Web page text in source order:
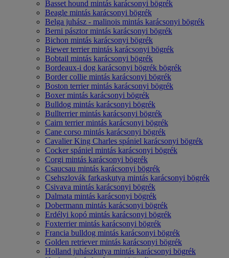
Basset hound mintás karácsonyi bögrék
Beagle mintás karácsonyi bögrék
Belga juhász - malinois mintás karácsonyi bögrék
Berni pásztor mintás karácsonyi bögrék
Bichon mintás karácsonyi bögrék
Biewer terrier mintás karácsonyi bögrék
Bobtail mintás karácsonyi bögrék
Bordeaux-i dog karácsonyi bögrék bögrék
Border collie mintás karácsonyi bögrék
Boston terrier mintás karácsonyi bögrék
Boxer mintás karácsonyi bögrék
Bulldog mintás karácsonyi bögrék
Bullterrier mintás karácsonyi bögrék
Cairn terrier mintás karácsonyi bögrék
Cane corso mintás karácsonyi bögrék
Cavalier King Charles spániel karácsonyi bögrék
Cocker spániel mintás karácsonyi bögrék
Corgi mintás karácsonyi bögrék
Csaucsau mintás karácsonyi bögrék
Csehszlovák farkaskutya mintás karácsonyi bögrék
Csivava mintás karácsonyi bögrék
Dalmata mintás karácsonyi bögrék
Dobermann mintás karácsonyi bögrék
Erdélyi kopó mintás karácsonyi bögrék
Foxterrier mintás karácsonyi bögrék
Francia bulldog mintás karácsonyi bögrék
Golden retriever mintás karácsonyi bögrék
Holland juhászkutya mintás karácsonyi bögrék